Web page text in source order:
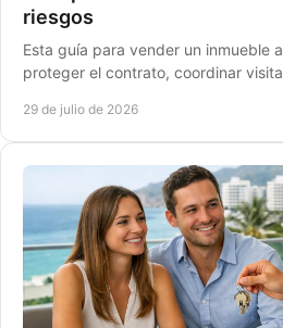
riesgos
Esta guía para vender un inmueble
proteger el contrato, coordinar
29 de julio de 2026